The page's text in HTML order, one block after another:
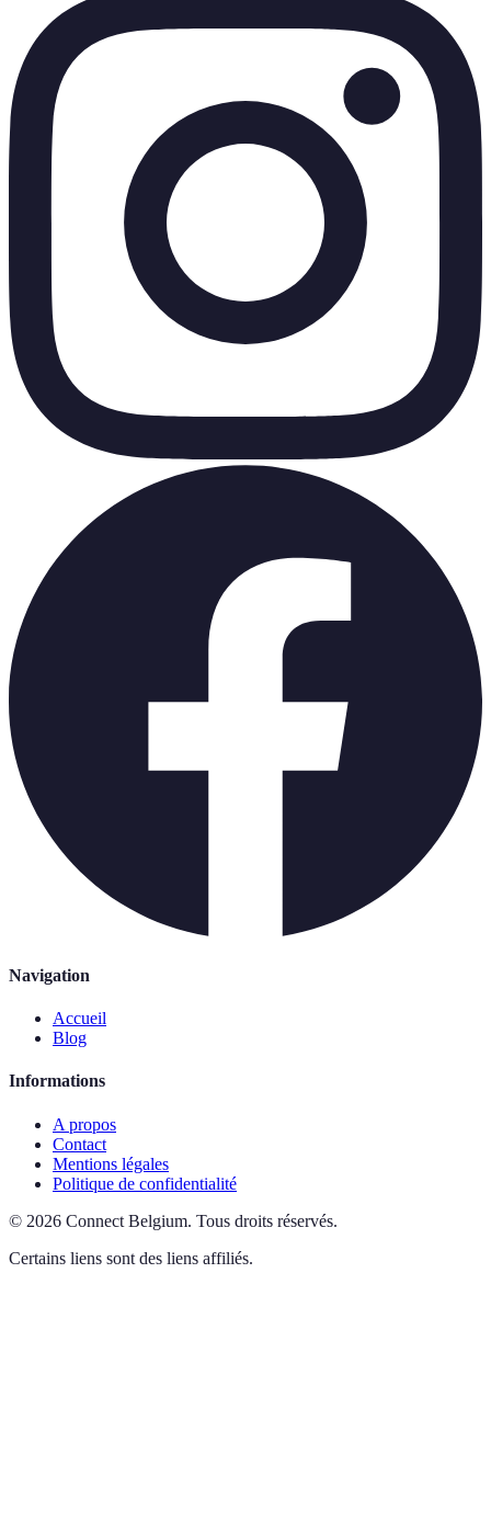
Navigation
Accueil
Blog
Informations
A propos
Contact
Mentions légales
Politique de confidentialité
© 2026 Connect Belgium. Tous droits réservés.
Certains liens sont des liens affiliés.